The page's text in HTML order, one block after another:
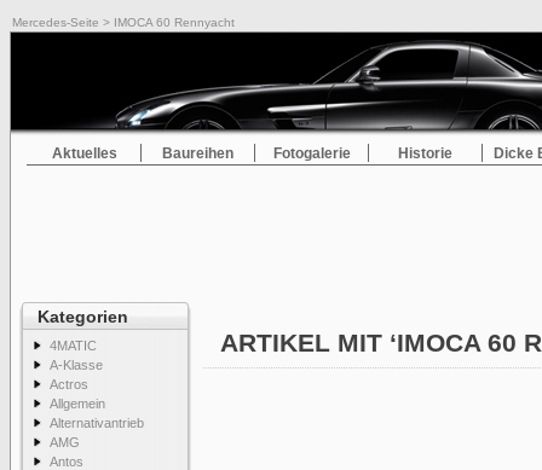
Mercedes-Seite > IMOCA 60 Rennyacht
Aktuelles Baureihen Fotogalerie Historie Dicke
Kategorien
4MATIC
A-Klasse
Actros
Allgemein
Alternativantrieb
AMG
Antos
ARTIKEL MIT ‘IMOCA 60